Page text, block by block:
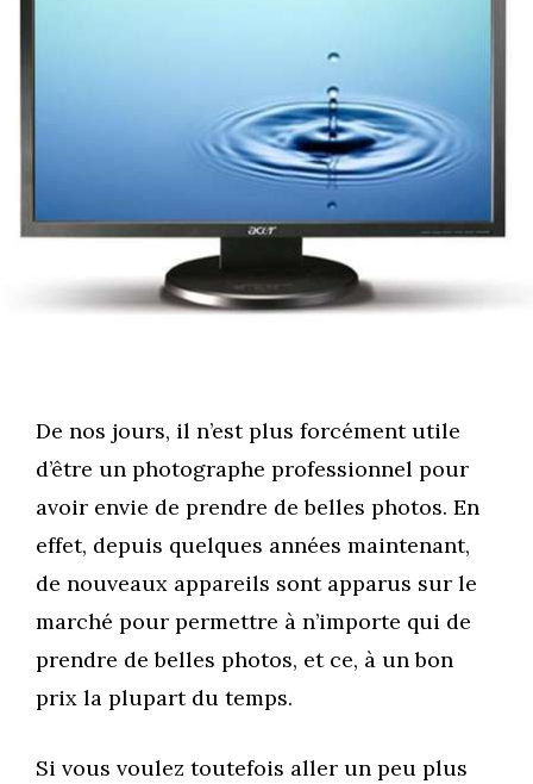
De nos jours, il n’est plus forcément utile
d’être un photographe professionnel pour
avoir envie de prendre de belles photos. En
effet, depuis quelques années maintenant,
de nouveaux appareils sont apparus sur le
marché pour permettre à n’importe qui de
prendre de belles photos, et ce, à un bon
prix la plupart du temps.
Si vous voulez toutefois aller un peu plus